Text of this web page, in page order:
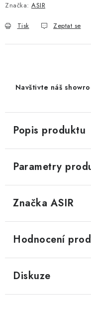
Značka: ASIR
Tisk Zeptat se
Navštivte náš
Popis produktu
Parametry
Značka ASIR
Hodnocení
Diskuze